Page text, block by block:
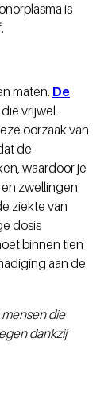
is
maten. De
vrijwel
oorzaak van
de
waardoor je
zwellingen
ziekte van
dosis
binnen tien
aan de
die
dankzij